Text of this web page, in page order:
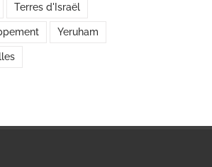
Terres d'Israël
Yeruham